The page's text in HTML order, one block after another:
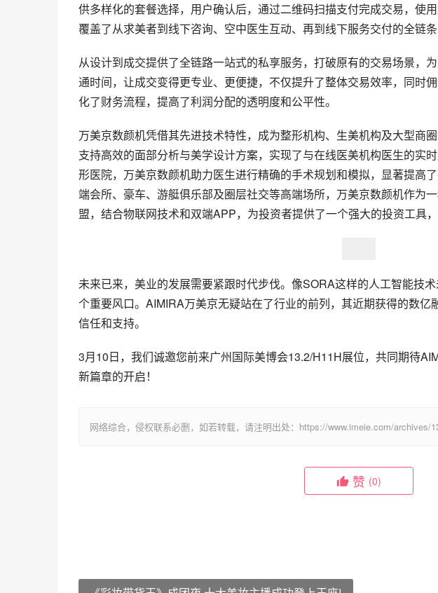
供多样化的套餐选择，用户确认后，通过二维码扫描支付完成交易，使
覆盖了从求美者到线下咨询、空中医生互动、再到线下服务交付的全链
从设计到成交提供了全链路一站式的私享服务，打破原有的交易场景，
通时间，让成交变得更专业、更便捷，不仅提升了整体交易效率，同时
化了财务流程，提高了利润分配的透明度和公平性。
万美京数颜机凭借其先进技术特性，成为整形机构、生美机构及大型商
支持高效的面部分析与美学设计方案，实现了与在线医美机构医生的实
形医院，万美京数颜机助力医生进行精确的手术规划和模拟，显著提高
端会所、豪车、游艇俱乐部及圈层社交等高端场所，万美京数颜机作为
盟，结合物联网技术和双端APP，为投资者提供了一个强大的投资工具
未来已来，美业的发展需要紧跟时代步伐。像SORA这样的人工智能技
个重要风口。AIMIRA万美京无疑站在了行业的前列，其近期获得的数
信任和支持。
3月10日，我们诚邀您前来广州国际美博会13.2/H11H展位，共同期待
新篇章的开启！
网络综合，侵权联系必删，如若转载，请注明出处：https://www.imeie.com/archives/
赞 (0)